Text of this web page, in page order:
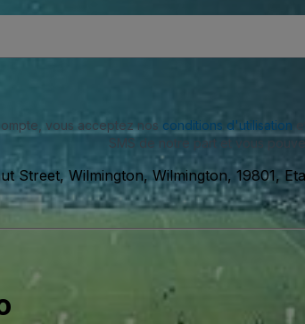
vous acceptez nos conditions d'utilisation
SMS de notre part et vous
Street, Wilmington, Wilmington, 19801,